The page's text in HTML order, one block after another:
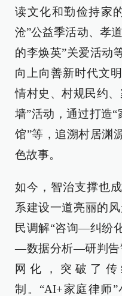
读文化和勤俭持家
沧”公益季活动、孝
的李焕英”关爱活动
向上向善新时代文
情村史、村规民约
墙”活动，通过打造“
馆”等，追溯村居渊
色故事。
如今，智治支撑也
系建设一道亮丽的
民调解“咨询—纠纷
—数据分析—研判告
网化，突破了
制。“AI+家庭律师